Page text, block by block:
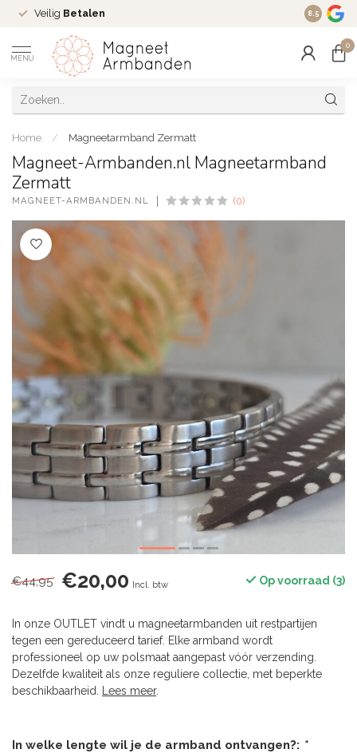
Veilig Betalen Ruim 16
8.5
MENU
0
Home / Magneetarmband Zermatt
Magneet-Armbanden.nl Magneetarmband
Zermatt
MAGNEET-ARMBANDEN.NL (0)
€44,95 €20,00 Incl. btw Op voorraad (3)
In onze OUTLET vindt u magneetarmbanden uit restpartijen
tegen een gereduceerd tarief. Elke armband wordt
professioneel op uw polsmaat aangepast vóór verzending.
Dezelfde kwaliteit als onze reguliere collectie, met beperkte
beschikbaarheid.
Lees meer.
In welke lengte wil je de armband ontvangen?: *